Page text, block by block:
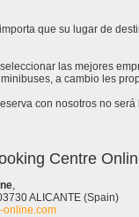
que su lugar de
las mejores
a cambio les
con nosotros no será
Centre
,
ALICANTE (Spain)
online.com